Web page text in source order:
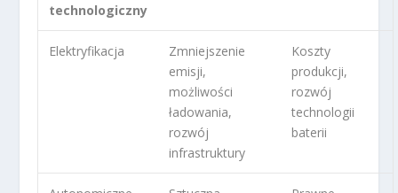
technologiczny
Elektryfikacja
Zmniejszenie
emisji,
możliwości
ładowania,
rozwój
infrastruktury
Koszty
produkcji,
rozwój
technologii
baterii